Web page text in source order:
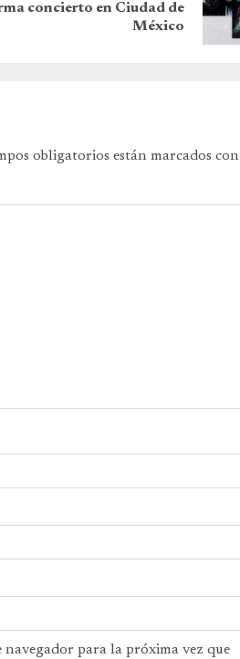
concierto en Ciudad de
México
obligatorios están marcados con
para la próxima vez que